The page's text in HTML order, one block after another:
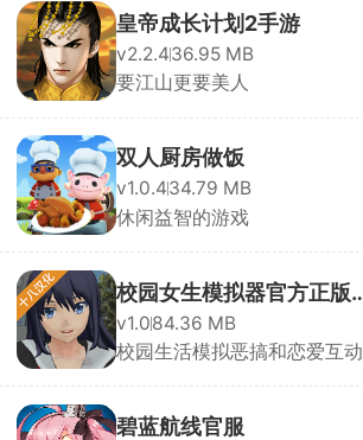
皇帝成长计划2手游
v2.2.436.95 MB
要江山更要美人
双人厨房做饭
v1.0.434.79 MB
休闲益智的游戏
校园女生模拟器官方正版
(SchoolGirls Simulator)
v1.084.36 MB
校园生活模拟恶搞和恋爱互动
碧蓝航线官服